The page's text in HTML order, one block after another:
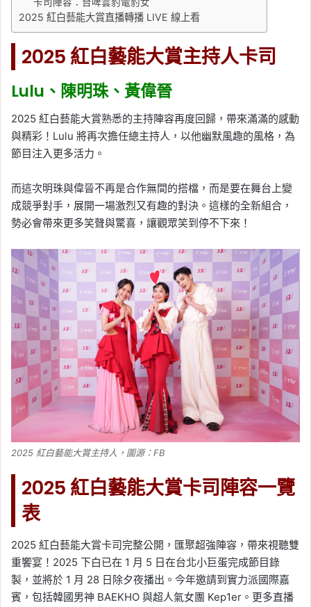
卡司陣容：台啤雲豹電豹女
2025 紅白藝能大賞直播轉播 LIVE 線上看
2025 紅白藝能大賞主持人卡司
Lulu、陳明珠、黃偉晉
2025 紅白藝能大賞熟悉的主持陣容再度回歸，帶來滿滿的感動
與精彩！Lulu 將再次擔任總主持人，以他幽默風趣的風格，為
節目注入更多活力。
而這次明珠與偉晉不再是合作無間的搭檔，而是要在舞台上變
成競爭對手，展開一場激烈又有趣的對決。這樣的全新組合，
勢必會帶來更多笑聲與驚喜，讓觀眾笑到停不下來！
2025 紅白藝能大賞主持人，圖源：FB
2025 紅白藝能大賞卡司陣容一覽
表
2025 紅白藝能大賞卡司完整公開，匯聚超強陣容，帶來視聽雙
重饗宴！2025 下白已在 1 月 5 日在台北小巨蛋完成節目錄
製，並將於 1 月 28 日除夕夜播出。今年邀請到實力派國際嘉
賓，包括韓國男神 BAEKHO 與超人氣女團 Kep1er。更多直播